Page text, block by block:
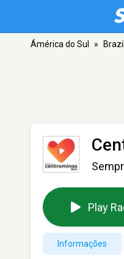
Ámérica do Sul » Brazil
Play
Informações